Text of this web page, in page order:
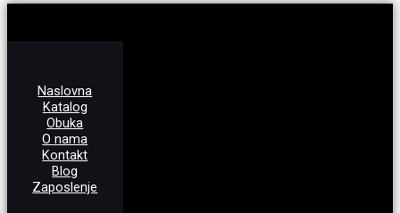
Naslovna
Katalog
Obuka
O nama
Kontakt
Blog
Zaposlenje